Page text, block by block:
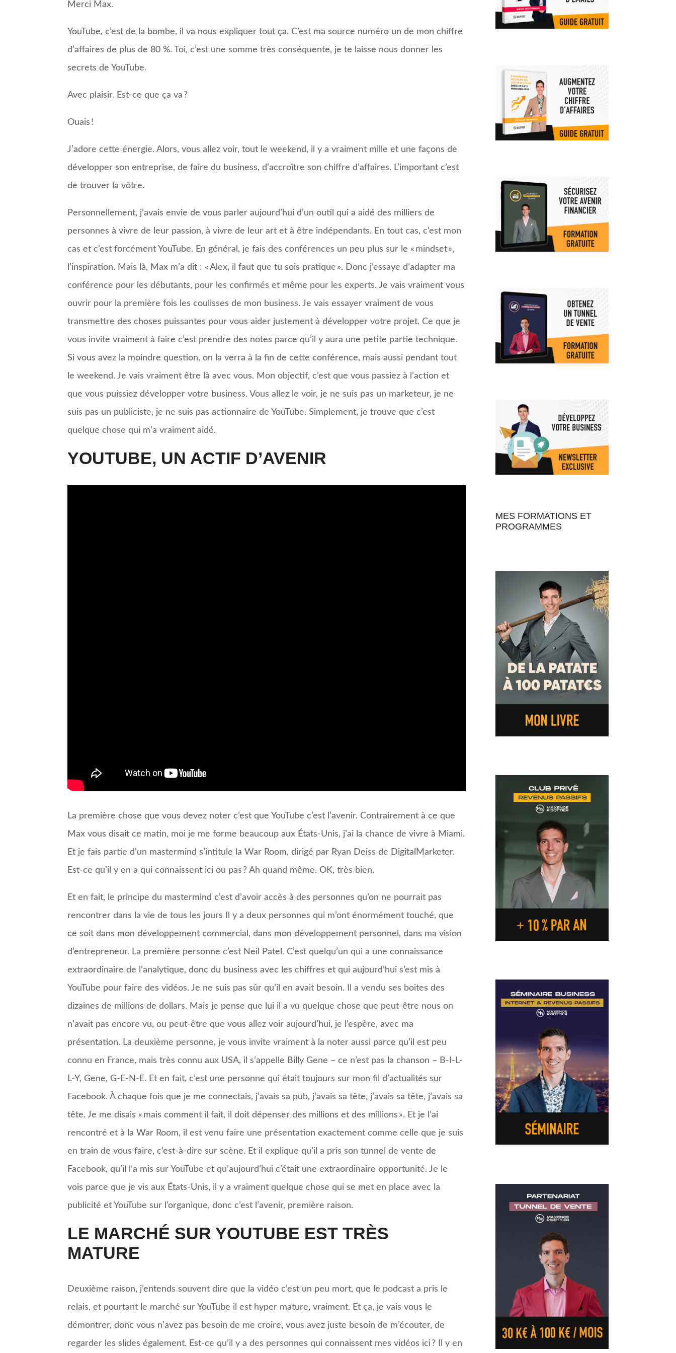
Merci Max.
YouTube, c’est de la bombe, il va nous expliquer tout ça. C’est ma source numéro un de mon chiffre
d’affaires de plus de 80 %. Toi, c’est une somme très conséquente, je te laisse nous donner les
secrets de YouTube.
Avec plaisir. Est-ce que ça va ?
Ouais !
J’adore cette énergie. Alors, vous allez voir, tout le weekend, il y a vraiment mille et une façons de
développer son entreprise, de faire du business, d’accroître son chiffre d’affaires. L’important c’est
de trouver la vôtre.
Personnellement, j’avais envie de vous parler aujourd’hui d’un outil qui a aidé des milliers de
personnes à vivre de leur passion, à vivre de leur art et à être indépendants. En tout cas, c’est mon
cas et c’est forcément YouTube. En général, je fais des conférences un peu plus sur le « mindset »,
l’inspiration. Mais là, Max m’a dit : « Alex, il faut que tu sois pratique ». Donc j’essaye d’adapter ma
conférence pour les débutants, pour les confirmés et même pour les experts. Je vais vraiment vous
ouvrir pour la première fois les coulisses de mon business. Je vais essayer vraiment de vous
transmettre des choses puissantes pour vous aider justement à développer votre projet. Ce que je
vous invite vraiment à faire c’est prendre des notes parce qu’il y aura une petite partie technique.
Si vous avez la moindre question, on la verra à la fin de cette conférence, mais aussi pendant tout
le weekend. Je vais vraiment être là avec vous. Mon objectif, c’est que vous passiez à l’action et
que vous puissiez développer votre business. Vous allez le voir, je ne suis pas un marketeur, je ne
suis pas un publiciste, je ne suis pas actionnaire de YouTube. Simplement, je trouve que c’est
quelque chose qui m’a vraiment aidé.
YOUTUBE, UN ACTIF D’AVENIR
La première chose que vous devez noter c’est que YouTube c’est l’avenir. Contrairement à ce que
Max vous disait ce matin, moi je me forme beaucoup aux États-Unis, j’ai la chance de vivre à Miami.
Et je fais partie d’un mastermind s’intitule la War Room, dirigé par Ryan Deiss de DigitalMarketer.
Est-ce qu’il y en a qui connaissent ici ou pas ? Ah quand même. OK, très bien.
Et en fait, le principe du mastermind c’est d’avoir accès à des personnes qu’on ne pourrait pas
rencontrer dans la vie de tous les jours Il y a deux personnes qui m’ont énormément touché, que
ce soit dans mon développement commercial, dans mon développement personnel, dans ma vision
d’entrepreneur. La première personne c’est Neil Patel. C’est quelqu’un qui a une connaissance
extraordinaire de l’analytique, donc du business avec les chiffres et qui aujourd’hui s’est mis à
YouTube pour faire des vidéos. Je ne suis pas sûr qu’il en avait besoin. Il a vendu ses boites des
dizaines de millions de dollars. Mais je pense que lui il a vu quelque chose que peut-être nous on
n’avait pas encore vu, ou peut-être que vous allez voir aujourd’hui, je l’espère, avec ma
présentation. La deuxième personne, je vous invite vraiment à la noter aussi parce qu’il est peu
connu en France, mais très connu aux USA, il s’appelle Billy Gene – ce n’est pas la chanson – B-I-L-
L-Y, Gene, G-E-N-E. Et en fait, c’est une personne qui était toujours sur mon fil d’actualités sur
Facebook. À chaque fois que je me connectais, j’avais sa pub, j’avais sa tête, j’avais sa tête, j’avais sa
tête. Je me disais « mais comment il fait, il doit dépenser des millions et des millions ». Et je l’ai
rencontré et à la War Room, il est venu faire une présentation exactement comme celle que je suis
en train de vous faire, c’est-à-dire sur scène. Et il explique qu’il a pris son tunnel de vente de
Facebook, qu’il l’a mis sur YouTube et qu’aujourd’hui c’était une extraordinaire opportunité. Je le
vois parce que je vis aux États-Unis, il y a vraiment quelque chose qui se met en place avec la
publicité et YouTube sur l’organique, donc c’est l’avenir, première raison.
LE MARCHÉ SUR YOUTUBE EST TRÈS
MATURE
Deuxième raison, j’entends souvent dire que la vidéo c’est un peu mort, que le podcast a pris le
relais, et pourtant le marché sur YouTube il est hyper mature, vraiment. Et ça, je vais vous le
démontrer, donc vous n’avez pas besoin de me croire, vous avez juste besoin de m’écouter, de
regarder les slides également. Est-ce qu’il y a des personnes qui connaissent mes vidéos ici ? Il y en
MES FORMATIONS ET
PROGRAMMES